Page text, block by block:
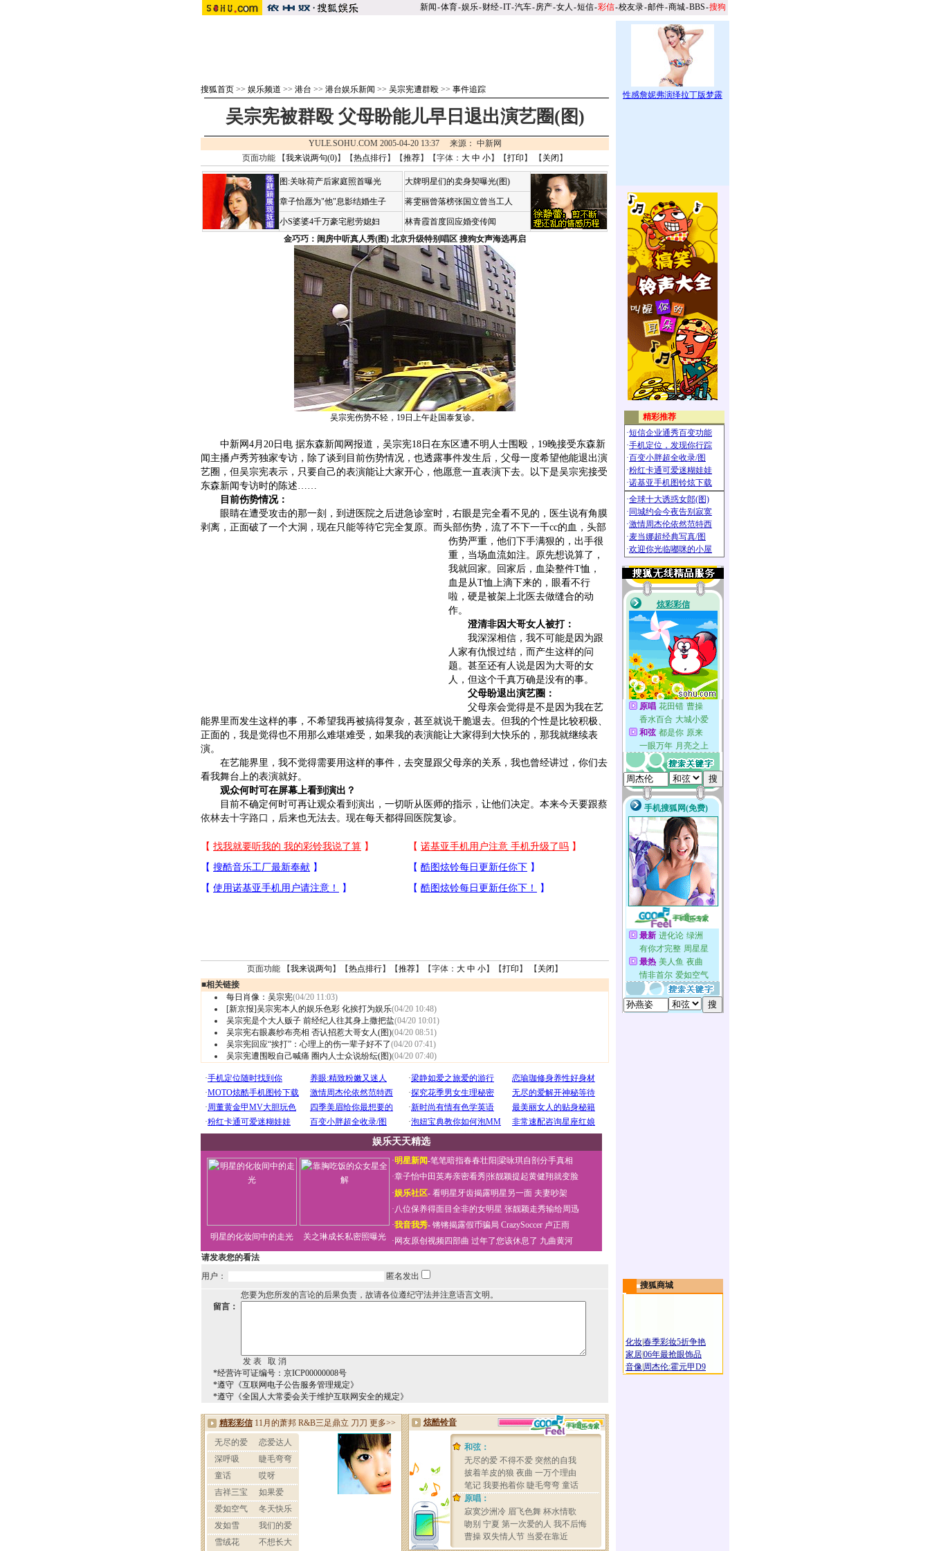
新闻-体育-娱乐-财经-IT-汽车-房产-女人 -短信-彩信-校友录-邮件-商城-BBS-搜狗
搜狐首页 >> 娱乐频道 >> 港台 >> 港台娱乐新闻 >> 吴宗宪遭群殴 >> 事件追踪
吴宗宪被群殴 父母盼能儿早日退出演艺圈(图)
YULE.SOHU.COM 2005-04-20 13:37 来源： 中新网
页面功能 【我来说两句(0)】【热点排行】【推荐】【字体： 大 中 小】【打印 】 【 关闭 】
图:关咏荷产后家庭照首曝光
章子怡愿为"他"息影结婚生子
小S婆婆4千万豪宅慰劳媳妇
大牌明星们的卖身契曝光(图)
蒋雯丽曾落榜张国立曾当工人
林青霞首度回应婚变传闻
金巧巧：闺房中听真人秀(图) 北京升级特别唱区 搜狗女声海选再启
吴宗宪伤势不轻，19日上午赴国泰复诊。
中新网4月20日电 据东森新闻网报道，吴宗宪18日在东区遭不明人士围殴，19晚接受东森新
闻主播卢秀芳独家专访，除了谈到目前伤势情况，也透露事件发生后，父母一度希望他能退出演
艺圈，但吴宗宪表示，只要自己的表演能让大家开心，他愿意一直表演下去。以下是吴宗宪接受
东森新闻专访时的陈述……
目前伤势情况：
眼睛在遭受攻击的那一刻，到进医院之后进急诊室时，右眼是完全看不见的，医生说有角膜
剥离，正面破了一个大洞，现在只能等待它完全复原。 而头部伤势，流了不下一千cc的血，头部
伤势严重，他们下手满狠的，出手很
重，当场血流如注。原先想说算了，
我就回家。回家后，血染整件T恤，
血是从T恤上滴下来的，眼看不行
啦，硬是被架上北医去做缝合的动
作。
澄清非因大哥女人被打：
我深深相信，我不可能是因为跟
人家有仇恨过结，而产生这样的问
题。甚至还有人说是因为大哥的女
人，但这个千真万确是没有的事。
父母盼退出演艺圈：
父母亲会觉得是不是因为我在艺
能界里而发生这样的事，不希望我再被搞得复杂，甚至就说干脆退去。但我的个性是比较积极、
正面的，我是觉得也不用那么难堪难受，如果我的表演能让大家得到大快乐的，那我就继续表
演。
在艺能界里，我不觉得需要用这样的事件，去突显跟父母亲的关系，我也曾经讲过，你们去
看我舞台上的表演就好。
观众何时可在屏幕上看到演出？
目前不确定何时可再让观众看到演出，一切听从医师的指示，让他们决定。本来今天要跟蔡
依林去十字路口 ，后来也无法去。现在每天都得回医院复诊。
页面功能 【我来说两句 】【热点排行】【推荐】【字体： 大 中 小】【打印 】 【 关闭 】
■相关链接
每日肖像：吴宗宪(04/20 11:03)
[新京报]吴宗宪本人的娱乐色彩 化挨打为娱乐(04/20 10:48)
吴宗宪是个大人贩子 前经纪人往其身上撒把盐(04/20 10:01)
吴宗宪右眼裹纱布亮相 否认招惹大哥女人(图)(04/20 08:51)
吴宗宪回应“挨打”：心理上的伤一辈子好不了(04/20 07:41)
吴宗宪遭围殴自己喊痛 圈内人士众说纷纭(图)(04/20 07:40)
娱乐天天精选
明星的化妆间中的走光 关之琳成长私密照曝光
·明星新闻-笔笔暗指春春壮阳 梁咏琪自剖分手真相
·章子怡中田英寿亲密看秀张靓颖提起黄健翔就变脸
·娱乐社区- 看明星牙齿揭露明星另一面 夫妻吵架
·八位保养得面目全非的女明星 张靓颖走秀输给周迅
·我音我秀- 锵锵揭露假币骗局 CrazySoccer 卢正雨
· 网友原创视频四部曲 过年了您该休息了 九曲黄河
请发表您的看法
用户：
匿名发出
您要为您所发的言论的后果负责，故请各位遵纪守法并注意语言文明。
留言：
*经营许可证编号：京ICP00000008号
*遵守《互联网电子公告服务管理规定》
*遵守《全国人大常委会关于维护互联网安全的规定》
搜狐商城
化妆春季彩妆5折争艳
家居06年最抢眼饰品
音像 周杰伦:霍元甲D9